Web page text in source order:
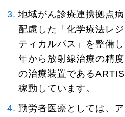
地域がん診療連携拠点
配慮した「化学療法レ
ティカルパス」を整備
年から放射線治療の精
の治療装置である
稼動しています。
勤労者医療としては、